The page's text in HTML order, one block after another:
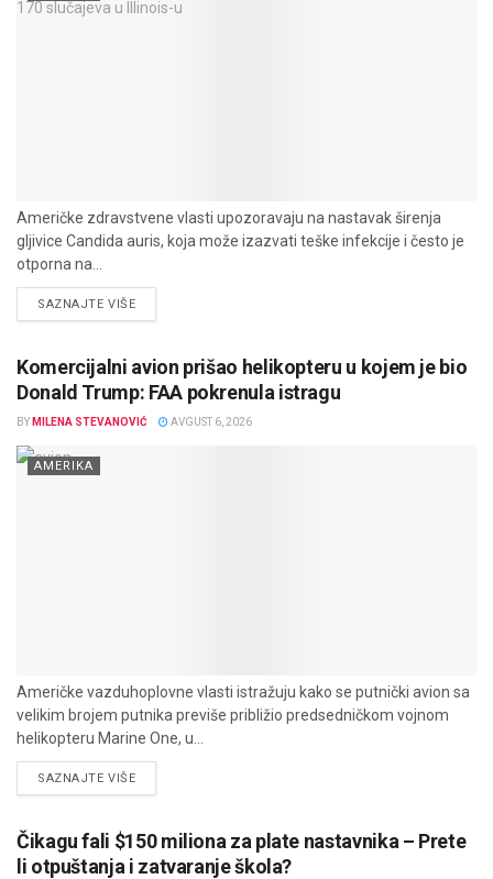
Američke zdravstvene vlasti upozoravaju na nastavak širenja
gljivice Candida auris, koja može izazvati teške infekcije i često je
otporna na...
SAZNAJTE VIŠEDETAILS
Komercijalni avion prišao helikopteru u kojem je bio
Donald Trump: FAA pokrenula istragu
BY MILENA STEVANOVIĆ AVGUST 6, 2026
AMERIKA
Američke vazduhoplovne vlasti istražuju kako se putnički avion sa
velikim brojem putnika previše približio predsedničkom vojnom
helikopteru Marine One, u...
SAZNAJTE VIŠEDETAILS
Čikagu fali $150 miliona za plate nastavnika – Prete
li otpuštanja i zatvaranje škola?